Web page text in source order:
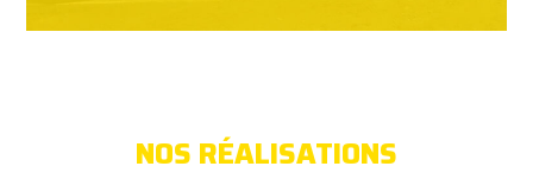
NOS RÉALISATIONS